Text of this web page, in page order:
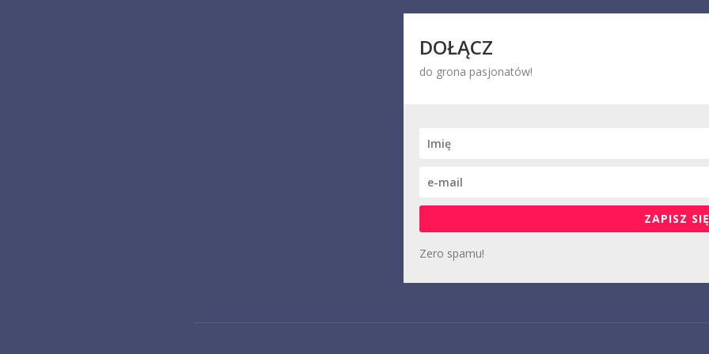
DOŁĄCZ
do grona pasjonatów!
ZAPISZ
Zero spamu!